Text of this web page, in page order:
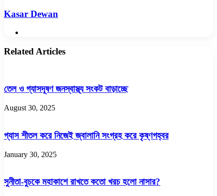
Kasar Dewan
Related Articles
তেল ও গ্যাসদূষণ জনস্বাস্থ্য সংকট বাড়াচ্ছে
August 30, 2025
গ্যাস শীতল করে নিজেই জ্বালানি সংগ্রহ করে কৃষ্ণগহ্বর
January 30, 2025
সুনীতা-বুচকে মহাকাশে রাখতে কতো খরচ হলো নাসার?